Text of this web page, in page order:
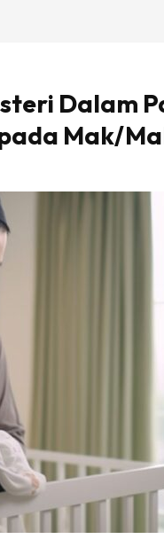
Dalam
Mak/